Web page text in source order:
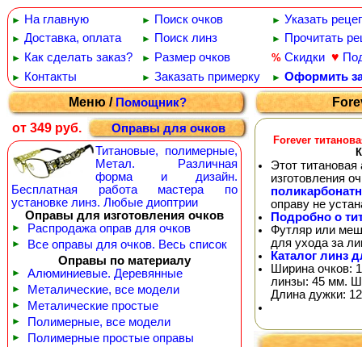
► На главную ► Поиск очков ► Указать
► Доставка, оплата ► Поиск линз ► Прочитать
► Как сделать заказ? ► Размер очков % Скидки ♥
► Контакты ► Заказать примерку ► Оформить
Меню /Помощник?
от 349 руб.
Оправы для очков
Титановые, полимерные,
Метал. Различная
форма и дизайн.
Бесплатная работа мастера по
установке линз. Любые диоптрии
Оправы для изготовления очков
► Распродажа оправ для очков
►
Все оправы для очков. Весь список
Оправы по материалу
► Алюминиевые. Деревянные
► Металические, все модели
► Металические простые
► Полимерные, все модели
► Полимерные простые оправы
Forever
Этот
изготовления
оправу не
Подробно о
Футляр или
для ухода за
Каталог линз
Ширина очков:
линзы: 45 мм.
Длина дужки: